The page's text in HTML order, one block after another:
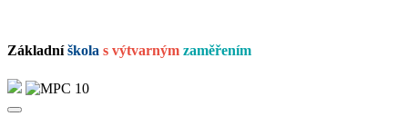
Základníškola s výtvarným zaměřením